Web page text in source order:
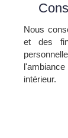
Nous
et des
intérieur.